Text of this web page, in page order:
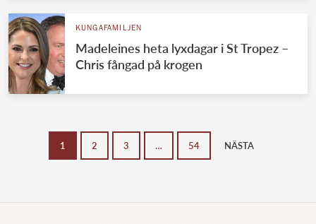
KUNGAFAMILJEN
Madeleines heta lyxdagar i St Tropez –
Chris fångad på krogen
1 2 3 … 54 NÄSTA